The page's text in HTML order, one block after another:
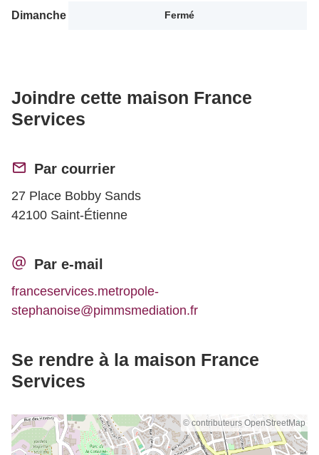
Dimanche Fermé
Joindre cette maison France
Services
Par courrier
27 Place Bobby Sands
42100 Saint-Étienne
Par e-mail
franceservices.metropole-
stephanoise@pimmsmediation.fr
Se rendre à la maison France
Services
© contributeurs OpenStreetMap